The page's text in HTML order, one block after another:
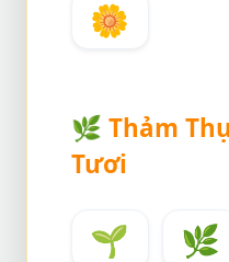
🌼
🌿 Thảm
Tươi
🌱 🌿